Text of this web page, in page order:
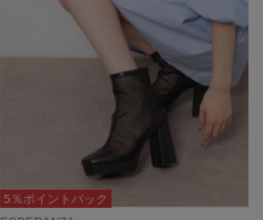
5％ポイントバック